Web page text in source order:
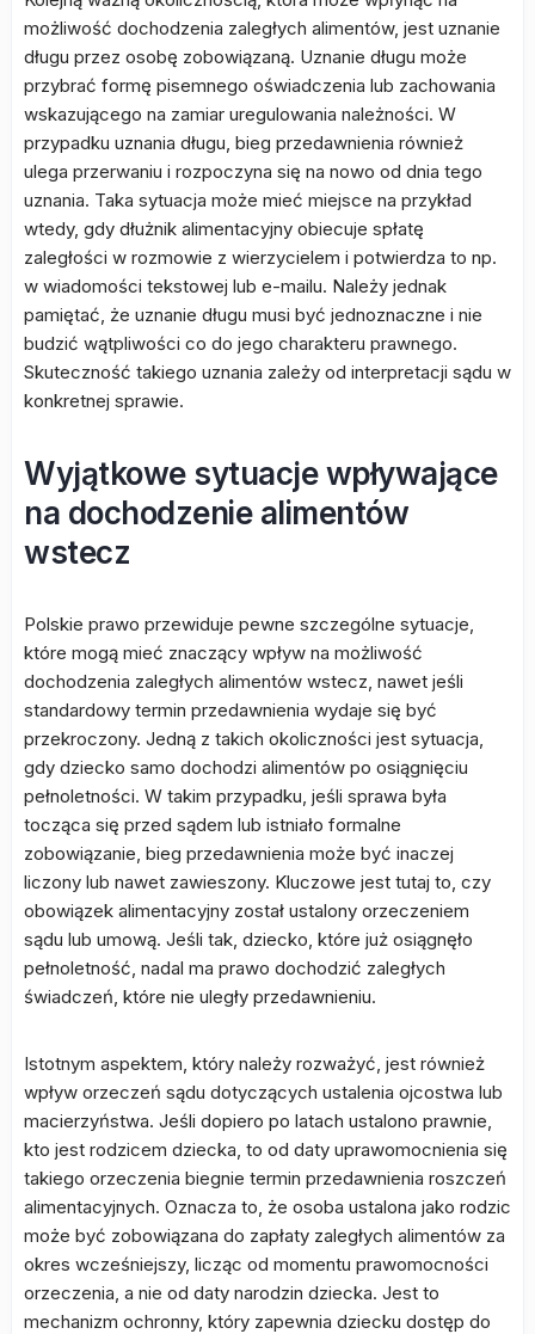
możliwość dochodzenia zaległych alimentów, jest uznanie
długu przez osobę zobowiązaną. Uznanie długu może
przybrać formę pisemnego oświadczenia lub zachowania
wskazującego na zamiar uregulowania należności. W
przypadku uznania długu, bieg przedawnienia również
ulega przerwaniu i rozpoczyna się na nowo od dnia tego
uznania. Taka sytuacja może mieć miejsce na przykład
wtedy, gdy dłużnik alimentacyjny obiecuje spłatę
zaległości w rozmowie z wierzycielem i potwierdza to np.
w wiadomości tekstowej lub e-mailu. Należy jednak
pamiętać, że uznanie długu musi być jednoznaczne i nie
budzić wątpliwości co do jego charakteru prawnego.
Skuteczność takiego uznania zależy od interpretacji sądu w
konkretnej sprawie.
Wyjątkowe sytuacje wpływające
na dochodzenie alimentów
wstecz
Polskie prawo przewiduje pewne szczególne sytuacje,
które mogą mieć znaczący wpływ na możliwość
dochodzenia zaległych alimentów wstecz, nawet jeśli
standardowy termin przedawnienia wydaje się być
przekroczony. Jedną z takich okoliczności jest sytuacja,
gdy dziecko samo dochodzi alimentów po osiągnięciu
pełnoletności. W takim przypadku, jeśli sprawa była
tocząca się przed sądem lub istniało formalne
zobowiązanie, bieg przedawnienia może być inaczej
liczony lub nawet zawieszony. Kluczowe jest tutaj to, czy
obowiązek alimentacyjny został ustalony orzeczeniem
sądu lub umową. Jeśli tak, dziecko, które już osiągnęło
pełnoletność, nadal ma prawo dochodzić zaległych
świadczeń, które nie uległy przedawnieniu.
Istotnym aspektem, który należy rozważyć, jest również
wpływ orzeczeń sądu dotyczących ustalenia ojcostwa lub
macierzyństwa. Jeśli dopiero po latach ustalono prawnie,
kto jest rodzicem dziecka, to od daty uprawomocnienia się
takiego orzeczenia biegnie termin przedawnienia roszczeń
alimentacyjnych. Oznacza to, że osoba ustalona jako rodzic
może być zobowiązana do zapłaty zaległych alimentów za
okres wcześniejszy, licząc od momentu prawomocności
orzeczenia, a nie od daty narodzin dziecka. Jest to
mechanizm ochronny, który zapewnia dziecku dostęp do